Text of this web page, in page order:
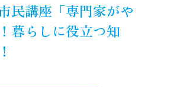
民講座「専門家がや
暮らしに役立つ知